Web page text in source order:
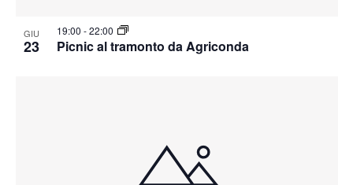
GIU
23 Picnic al tramonto da Agriconda
19:00 -22:00